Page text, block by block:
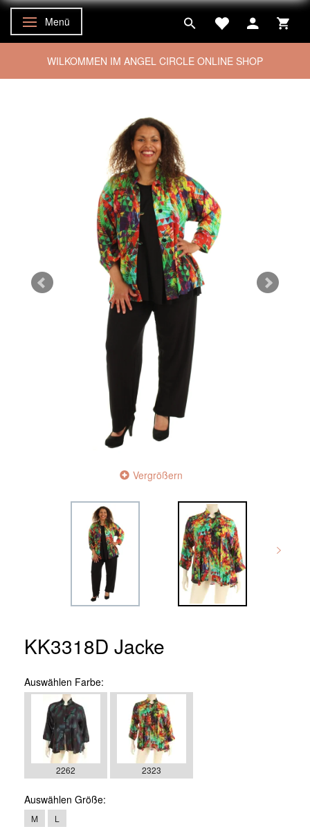
Anzeige ändern
Menü
WILKOMMEN IM ANGEL CIRCLE ONLINE SHOP
Vergrößern
KK3318D Jacke
Auswählen Farbe:
2262 2323
Auswählen Größe:
M L